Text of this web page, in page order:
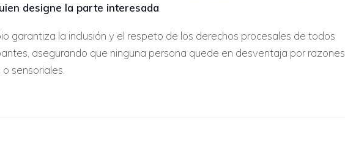
designe la parte interesada
garantiza la inclusión y el respeto de los derechos procesales de todos
asegurando que ninguna persona quede en desventaja por razones
sensoriales.